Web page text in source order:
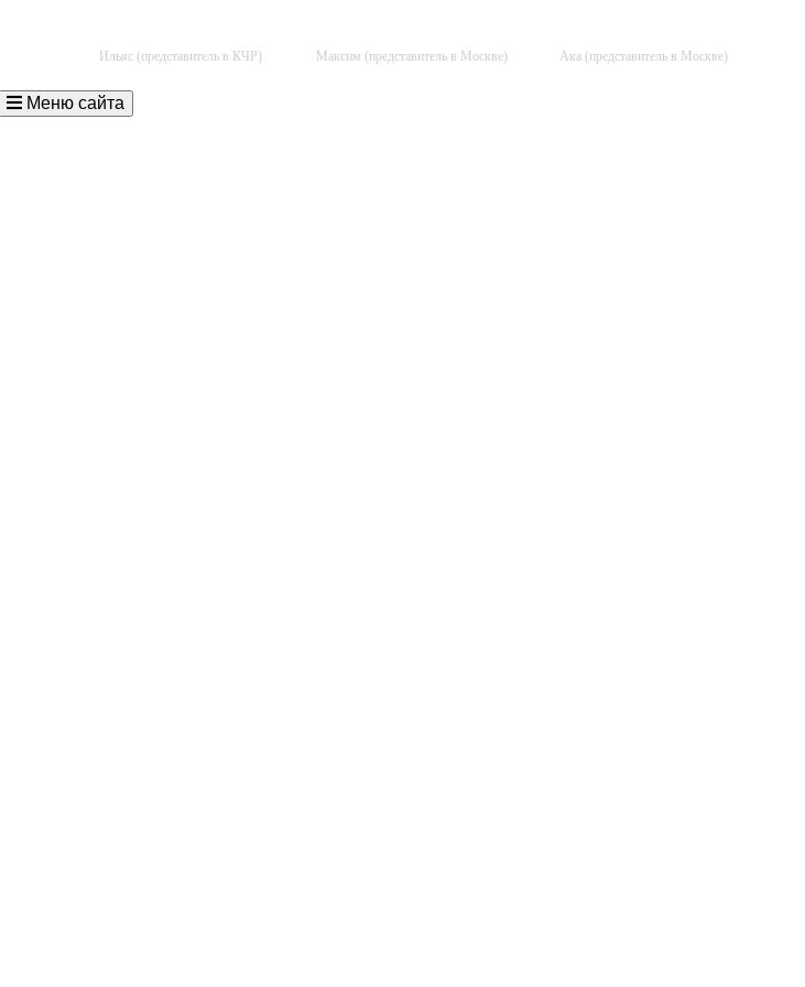
Ильяс (представитель в КЧР) Максим (представитель в Москве) Ака (представитель в Москве)
Меню сайта